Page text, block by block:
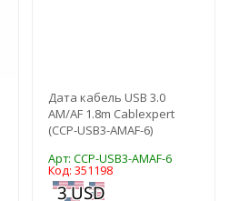
Дата кабель USB 3.0
AM/AF 1.8m Cablexpert
(CCP-USB3-AMAF-6)
Арт: CCP-USB3-AMAF-6
Код: 351198